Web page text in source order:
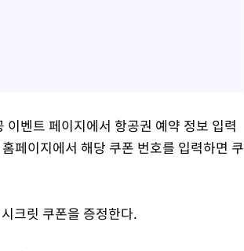
벤트 페이지에서 항공권 예약 정보 입력
페이지에서 해당 쿠폰 번호를 입력하면 쿠
크릿 쿠폰을 증정한다.